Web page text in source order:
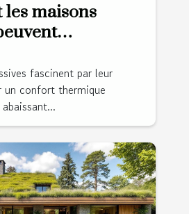
maisons
votre confort
factures ?
fascinent par leur
confort thermique